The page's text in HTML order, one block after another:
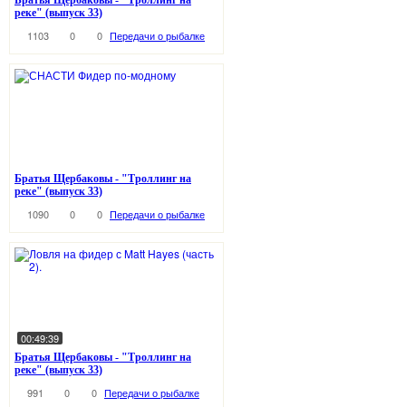
реке" (выпуск 33)
1103 0 0 Передачи о рыбалке
Братья Щербаковы - "Троллинг на
реке" (выпуск 33)
1090 0 0 Передачи о рыбалке
00:49:39
Братья Щербаковы - "Троллинг на
реке" (выпуск 33)
991 0 0 Передачи о рыбалке